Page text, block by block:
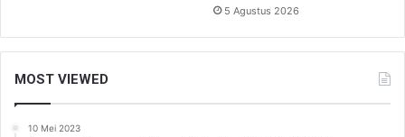
5 Agustus 2026
MOST VIEWED
10 Mei 2023